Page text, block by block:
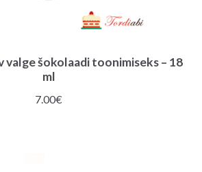
valge šokolaadi toonimiseks – 18
ml
7.00€